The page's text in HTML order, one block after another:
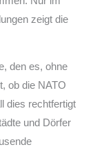
zeigt die
den es, ohne
ob die NATO
dies rechtfertigt
und Dörfer